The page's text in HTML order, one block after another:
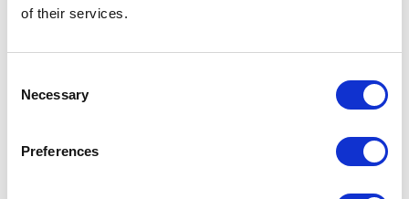
of their services.
Selection
Necessary
Preferences
Afternoon Hike: Mat, drikke og livemusikk i
Denne høsten inviterer vi til Afternoon Hike på Hovdestøylen. Ta med deg gode venner